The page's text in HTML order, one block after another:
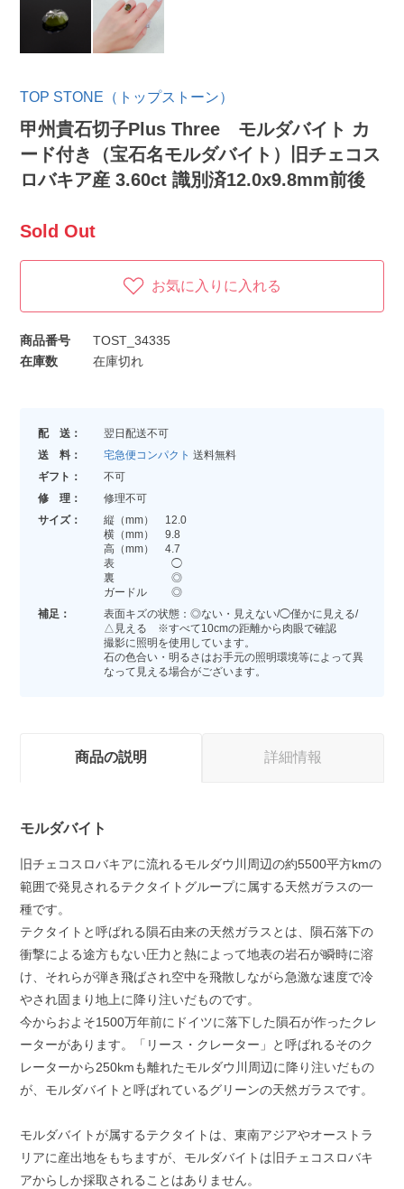
TOP STONE（トップストーン）
甲州貴石切子Plus Three モルダバイト カ
ード付き（宝石名モルダバイト）旧チェコス
ロバキア産 3.60ct 識別済12.0x9.8mm前後
Sold Out
お気に入りに入れる
商品番号
TOST_34335
在庫数
在庫切れ
配 送：
翌日配送不可
送 料：
宅急便コンパクト 送料無料
ギフト：
不可
修 理：
修理不可
サイズ：
縦（mm） 12.0
横（mm） 9.8
高（mm） 4.7
表 ◯
裏 ◎
ガードル ◎
補足：
表面キズの状態：◎ない・見えない/◯僅かに見える/
△見える ※すべて10cmの距離から肉眼で確認
撮影に照明を使用しています。
石の色合い・明るさはお手元の照明環境等によって異
なって見える場合がございます。
商品の説明 詳細情報
モルダバイト
旧チェコスロバキアに流れるモルダウ川周辺の約5500平方kmの
範囲で発見されるテクタイトグループに属する天然ガラスの一
種です。
テクタイトと呼ばれる隕石由来の天然ガラスとは、隕石落下の
衝撃による途方もない圧力と熱によって地表の岩石が瞬時に溶
け、それらが弾き飛ばされ空中を飛散しながら急激な速度で冷
やされ固まり地上に降り注いだものです。
今からおよそ1500万年前にドイツに落下した隕石が作ったクレ
ーターがあります。「リース・クレーター」と呼ばれるそのク
レーターから250kmも離れたモルダウ川周辺に降り注いだもの
が、モルダバイトと呼ばれているグリーンの天然ガラスです。
モルダバイトが属するテクタイトは、東南アジアやオーストラ
リアに産出地をもちますが、モルダバイトは旧チェコスロバキ
アからしか採取されることはありません。